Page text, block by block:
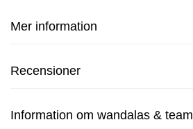
Mer information
Recensioner
Information om wandalas & team